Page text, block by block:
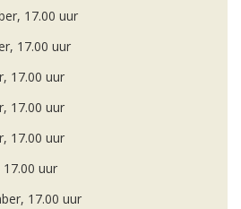
17.00 uur
17.00 uur
17.00 uur
17.00 uur
17.00 uur
uur
17.00 uur